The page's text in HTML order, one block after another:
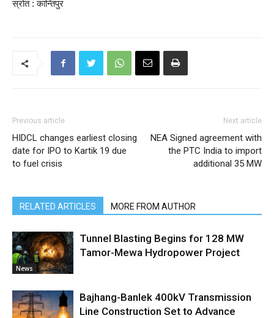
स्रोत : कान्तिपुर
Previous article
HIDCL changes earliest closing
date for IPO to Kartik 19 due
to fuel crisis
Next article
NEA Signed agreement with
the PTC India to import
additional 35 MW
RELATED ARTICLES MORE FROM AUTHOR
News
Tunnel Blasting Begins for 128 MW
Tamor-Mewa Hydropower Project
Bajhang-Banlek 400kV Transmission
Line Construction Set to Advance